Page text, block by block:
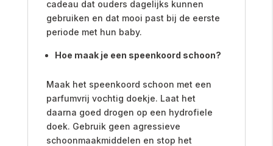
cadeau dat ouders dagelijks kunnen
gebruiken en dat mooi past bij de eerste
periode met hun baby.
Hoe maak je een speenkoord schoon?
Maak het speenkoord schoon met een
parfumvrij vochtig doekje. Laat het
daarna goed drogen op een hydrofiele
doek. Gebruik geen agressieve
schoonmaakmiddelen en stop het